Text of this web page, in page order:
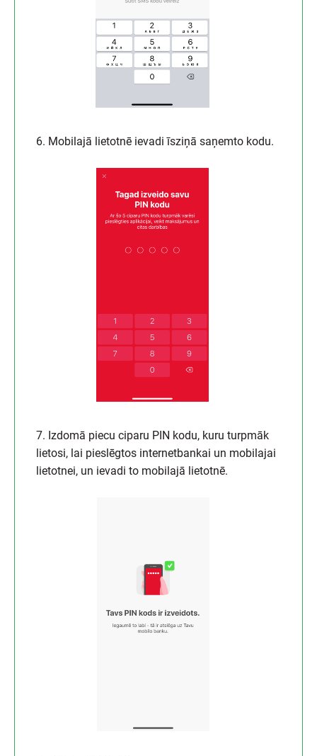
6. Mobilajā lietotnē ievadi īsziņā saņemto kodu.
7. Izdomā piecu ciparu PIN kodu, kuru turpmāk
lietosi, lai pieslēgtos internetbankai un mobilajai
lietotnei, un ievadi to mobilajā lietotnē.